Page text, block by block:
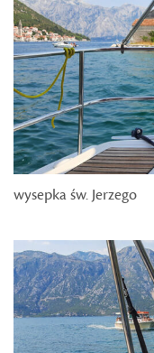
wysepka św. Jerzego